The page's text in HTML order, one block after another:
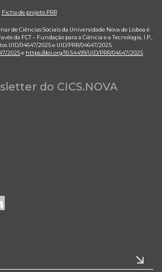
Ficha de projeto PRR
de Ciências Sociais da Universidade Nova de Lisboa é
da FCT – Fundação para a Ciência e a Tecnologia, I.P.,
UID/04647/2025 e UID/PRR/04647/2025.
2025e https://doi.org/10.54499/UID/PRR/04647/2025
do CICS.NOVA